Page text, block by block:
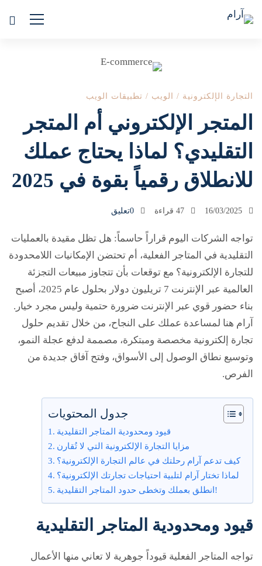
الإلكتروني
أم
المتجر
التقليدي؟
لماذا
يحتاج
عملك
للانطلاق
رقمياً
بقوة
في
2025
التجارة الإلكترونية / الويب / تطبيقات الويب
المتجر الإلكتروني أم المتجر
التقليدي؟ لماذا يحتاج عملك
للانطلاق رقمياً بقوة في 2025
0تعليق
تواجه الشركات اليوم قراراً حاسماً: هل تظل مقيدة بالعمليات
التقليدية في المتاجر الفعلية، أم تحتضن الإمكانيات اللامحدودة
للتجارة الإلكترونية؟ مع توقعات بأن تتجاوز مبيعات التجزئة
العالمية عبر الإنترنت 7 تريليون دولار بحلول عام 2025، أصبح
بناء حضور قوي عبر الإنترنت ضرورة حتمية وليس مجرد خيار.
آرام هنا لمساعدة عملك على النجاح، من خلال تقديم حلول
تجارة إلكترونية مخصصة ومبتكرة، مصممة لدفع عجلة النمو،
وتوسيع نطاق الوصول إلى الأسواق، وفتح آفاق جديدة من
الفرص.
جدول المحتويات
قيود ومحدودية المتاجر التقليدية
مزايا التجارة الإلكترونية التي لا تُقارن
كيف تدعم آرام رحلتك في عالم التجارة الإلكترونية؟
لماذا تختار آرام لتلبية احتياجات تجارتك الإلكترونية؟
انطلق بعملك وتخطى حدود المتاجر التقليدية!
قيود ومحدودية المتاجر التقليدية
تواجه المتاجر الفعلية قيوداً جوهرية لا تعاني منها الأعمال